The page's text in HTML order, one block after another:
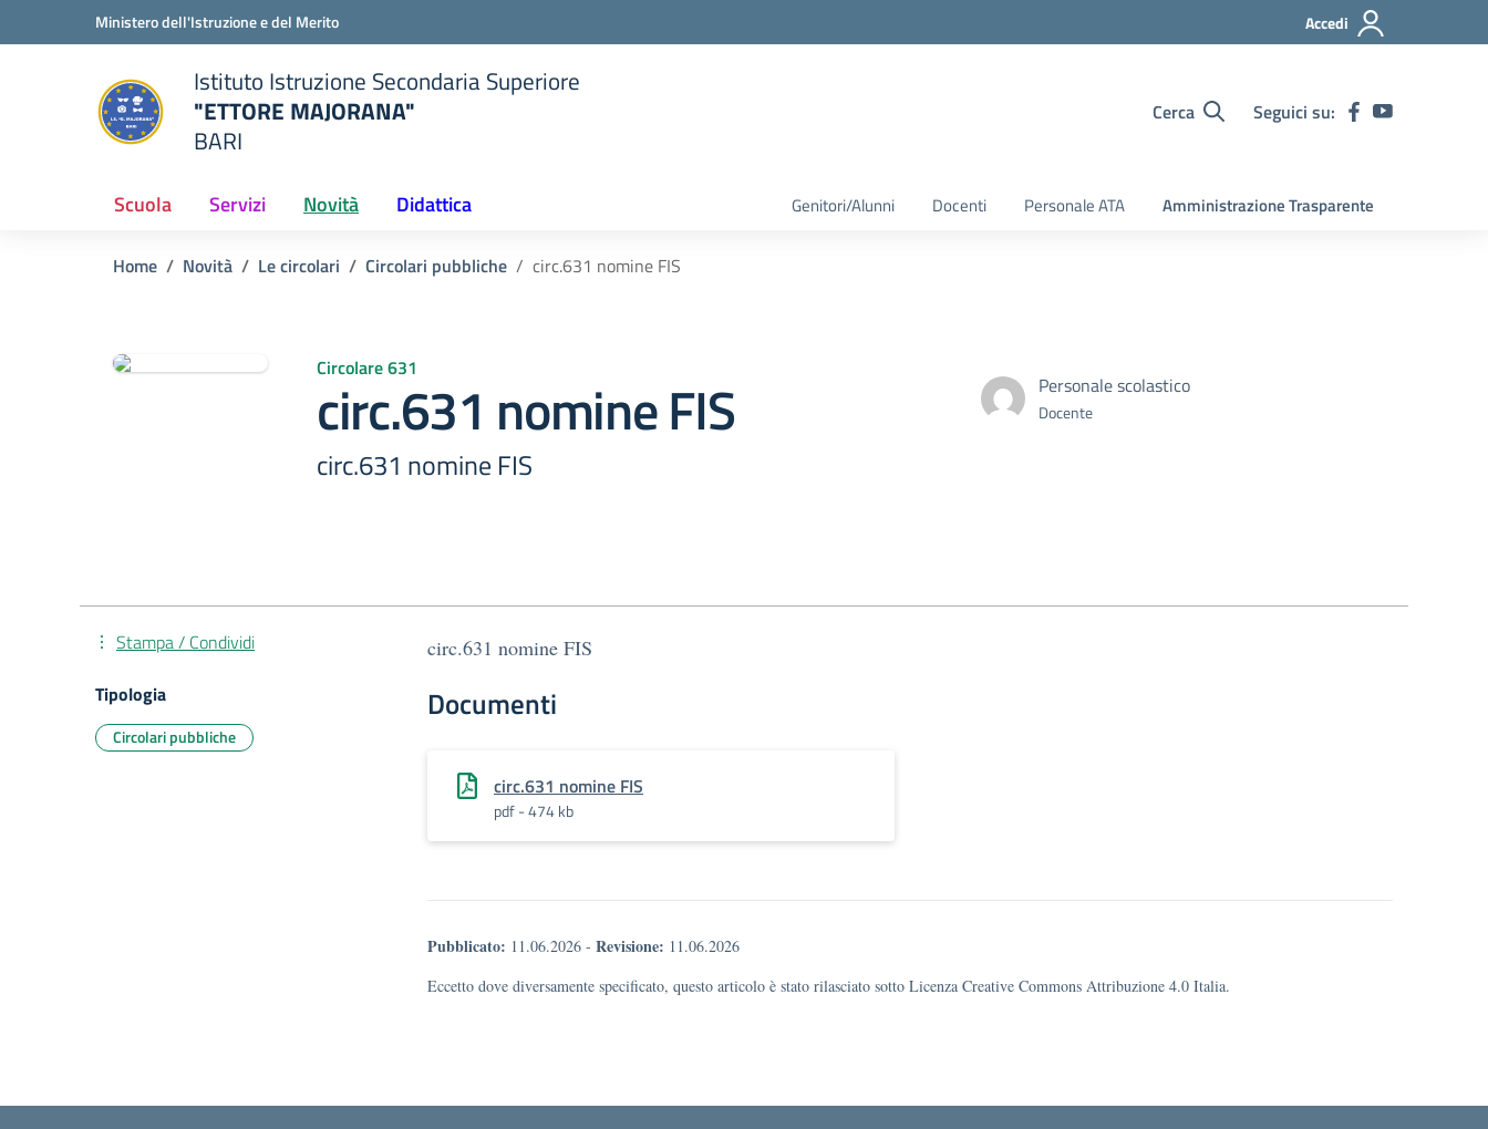
Vai ai contenuti
Vai al menu di navigazioneMinistero dell'Istruzione e del Merito Accedi
scuola
Istituto Istruzione Secondaria Superiore
"ETTORE MAJORANA"
BARI
Cerca Seguici su:
Scuola Servizi Novità Didattica Genitori/Alunni Docenti Personale ATA Amministrazione Trasparente
Home Novità Le circolari Circolari pubbliche circ.631 nomine FIS
Circolare 631
circ.631 nomine FIS
circ.631 nomine FIS
Personale scolastico
Docente
circ.631 nomine FIS
Documenti
circ.631 nomine FIS
pdf - 474 kb
Pubblicato: 11.06.2026 - Revisione: 11.06.2026
Eccetto dove diversamente specificato, questo articolo è stato rilasciato sotto Licenza Creative Commons Attribuzione 4.0 Italia.
Stampa / Condividi
Tipologia
Circolari pubbliche